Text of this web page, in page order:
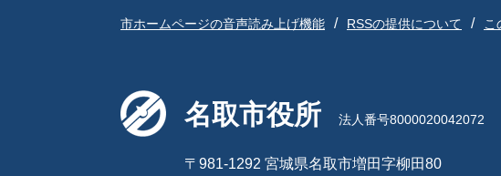
市ホームページの音声読み上げ機能 RSSの提供について こ
名取市役所 法人番号8000020042072
〒981-1292 宮城県名取市増田字柳田80